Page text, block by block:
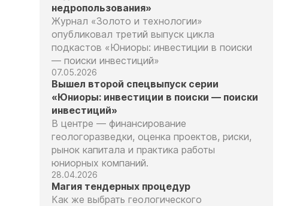
недропользования»
Журнал «Золото и технологии»
опубликовал третий выпуск цикла
подкастов «Юниоры: инвестиции в поиски
— поиски инвестиций»
07.05.2026
Вышел второй спецвыпуск серии
«Юниоры: инвестиции в поиски — поиски
инвестиций»
В центре — финансирование
геологоразведки, оценка проектов, риски,
рынок капитала и практика работы
юниорных компаний.
28.04.2026
Магия тендерных процедур
Как же выбрать геологического